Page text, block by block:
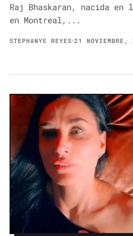
Raj Bhaskaran, nacida en
en Montreal,...
STEPHANYE REYES 21 NOVIEMBRE,